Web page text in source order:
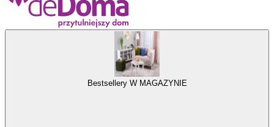
Bestsellery W MAGAZYNIE